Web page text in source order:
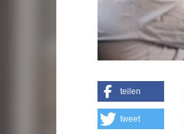
teilen
tweet